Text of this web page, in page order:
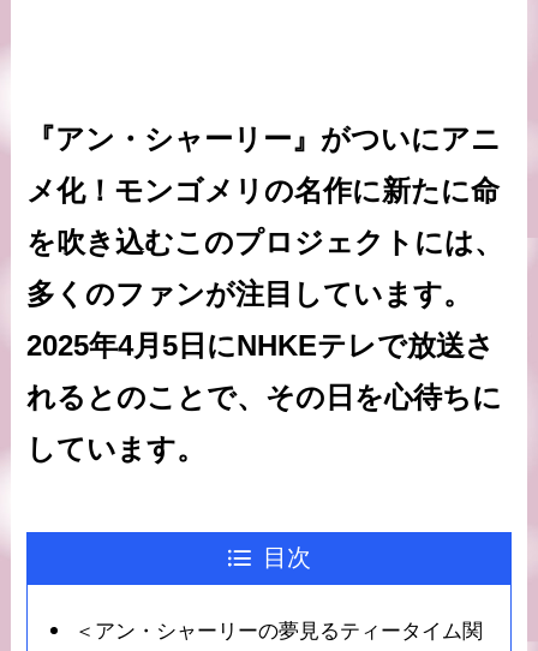
『アン・シャーリー』がついにアニ
メ化！モンゴメリの名作に新たに命
を吹き込むこのプロジェクトには、
多くのファンが注目しています。
2025年4月5日にNHKEテレで放送さ
れるとのことで、その日を心待ちに
しています。
目次
＜アン・シャーリーの夢見るティータイム関